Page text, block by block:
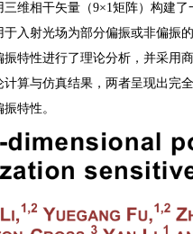
三维相干矢量（9×1矩阵）构建
入射光场为部分偏振或非偏振
特性进行了理论分析，并采用
算与仿真结果，两者呈现出完
特性。